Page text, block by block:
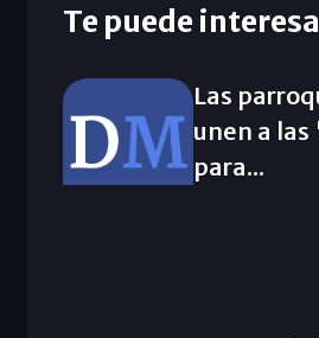
Te puede
Las
unen a
para...